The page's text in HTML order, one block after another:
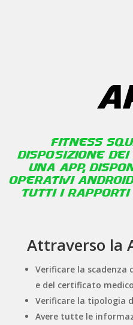
Fitness
disposizione
una APP,
operativi
tutti i rapporti
Attraverso la
Verificare la
e del certificato
Verificare la tipologia
Avere tutte le